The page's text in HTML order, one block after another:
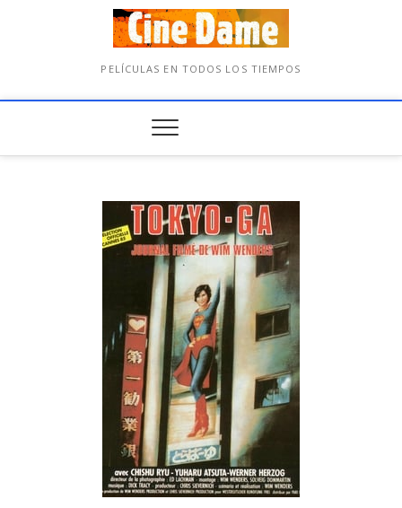
PELÍCULAS EN TODOS LOS TIEMPOS